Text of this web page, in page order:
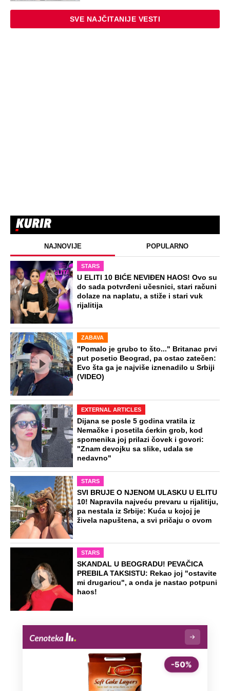
SKANDAL U BEOGRADU! PEVAČICA
Ovako je došlo do ubistva ugledne
doktorke na Novom Beogradu: Došla
da obiđe sina, čuli se krici i
zapomaganje
Spoj dva okeanska giganta menja
klimu: Već stižu prognoze za jesen i
zimu, ova anomalija će sve preokrenuti
(Foto)
od smerova za kojima poslodavci vape
Preporučeno